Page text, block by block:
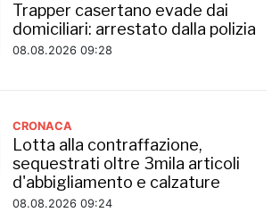
Trapper casertano evade dai
domiciliari: arrestato dalla polizia
08.08.2026 09:28
CRONACA
Lotta alla contraffazione,
sequestrati oltre 3mila articoli
d'abbigliamento e calzature
08.08.2026 09:24